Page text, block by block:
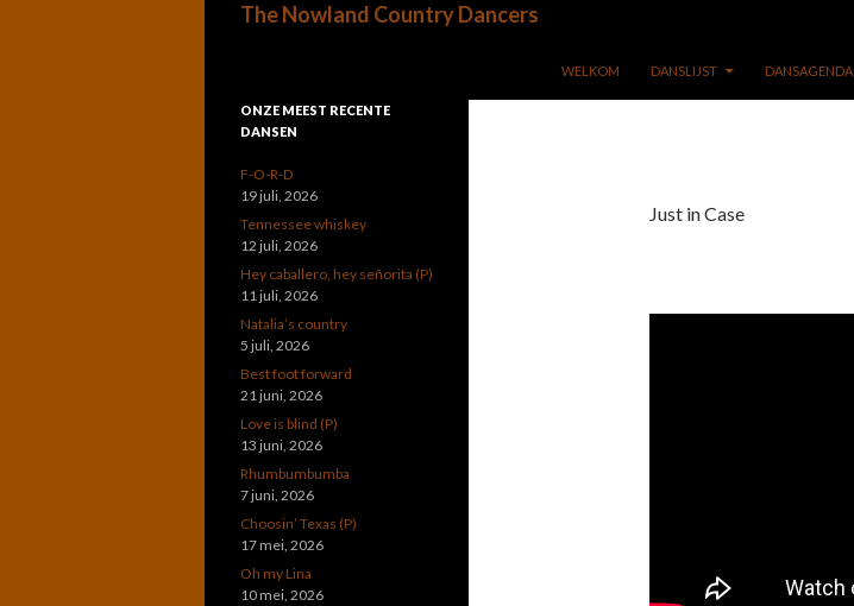
The Nowland Country Dancers
WELKOM
DANSLIJST DANSAGENDA
Just in Case
ONZE MEEST RECENTE
DANSEN
F-O-R-D
19 juli, 2026
Tennessee whiskey
12 juli, 2026
Hey caballero, hey señorita (P)
11 juli, 2026
Natalia’s country
5 juli, 2026
Best foot forward
21 juni, 2026
Love is blind (P)
13 juni, 2026
Rhumbumbumba
7 juni, 2026
Choosin’ Texas (P)
17 mei, 2026
Oh my Lina
10 mei, 2026